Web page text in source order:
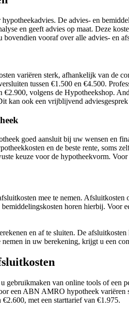
De advies- en
en geeft advies op maat. Deze
vooraf over alle advies- en
variëren sterk, afhankelijk van de
tussen €1.500 en €4.500.
volgens de Hypotheekshop.
kan ook een vrijblijvend
goed aansluit bij uw wensen en
en de beste rente,
keuze voor de hypotheekvorm.
mee te nemen.
horen hierbij.
en af te sluiten. De
in uw berekening, krijgt u een
van online tools of een
een ABN AMRO hypotheek
met een starttarief van €1.975.